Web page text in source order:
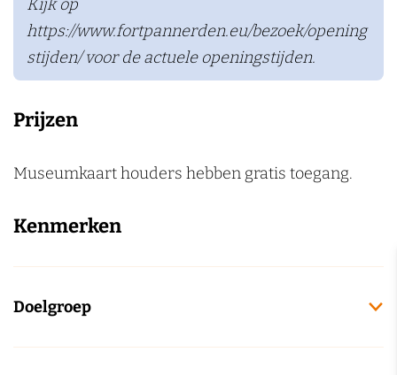
Kijk op
https://www.fortpannerden.eu/bezoek/opening
stijden/ voor de actuele openingstijden.
Prijzen
Museumkaart houders hebben gratis toegang.
Kenmerken
Doelgroep